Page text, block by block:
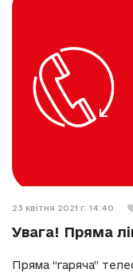
23 квітня 2021 г. 14:40
Увага! Пряма
Пряма “гаряча”